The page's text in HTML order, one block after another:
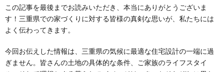
この記事を最後までお読みいただき、本当にありがとうございま
す！三重県での家づくりに対する皆様の真剣な思いが、私たちには
よく伝わってきます。
今回お伝えした情報は、三重県の気候に最適な住宅設計の一端に過
ぎません。皆さんの土地の具体的な条件、ご家族のライフスタイ